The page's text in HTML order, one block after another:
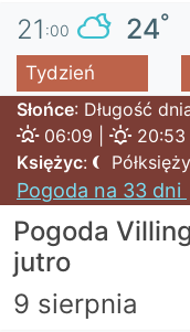
21 :00 24°
Tydzień
Słońce: Długość
06:09 |
20:53
Księżyc:
Pogoda na 33 dni
Pogoda
jutro
9 sierpnia